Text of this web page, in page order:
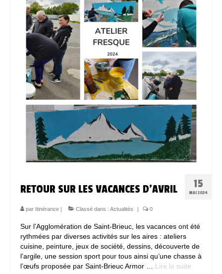
15
MAI 2024
RETOUR SUR LES VACANCES D’AVRIL
par Itinérance | Classé dans : Actualités | 0
Sur l’Agglomération de Saint-Brieuc, les vacances ont été
rythmées par diverses activités sur les aires : ateliers
cuisine, peinture, jeux de société, dessins, découverte de
l’argile, une session sport pour tous ainsi qu’une chasse à
l’œufs proposée par Saint-Brieuc Armor … Lire la suite­­